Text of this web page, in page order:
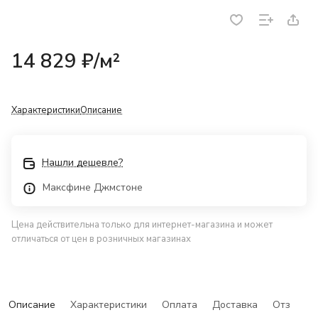
14 829 ₽/м²
ХарактеристикиОписание
Нашли дешевле?
Максфине Джмстоне
Цена действительна только для интернет-магазина и может
отличаться от цен в розничных магазинах
Описание Характеристики Оплата Доставка Отзывы